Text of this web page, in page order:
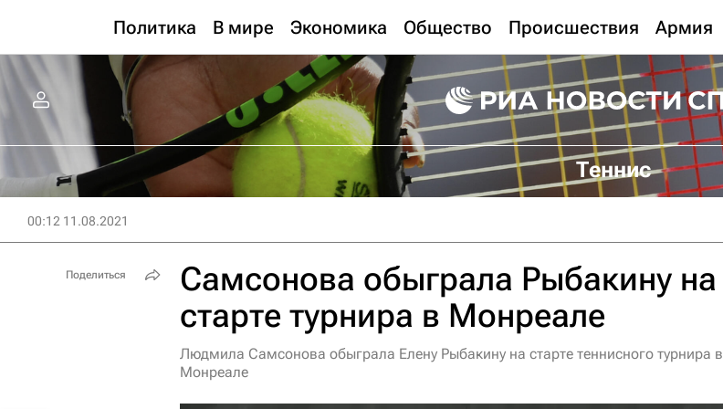
Политика В мире Экономика Общество Происшествия Армия
Теннис
00:12 11.08.2021
Самсонова обыграла Рыбакину на
старте турнира в Монреале
Людмила Самсонова обыграла Елену Рыбакину на старте теннисного турнира в
Монреале
Поделиться